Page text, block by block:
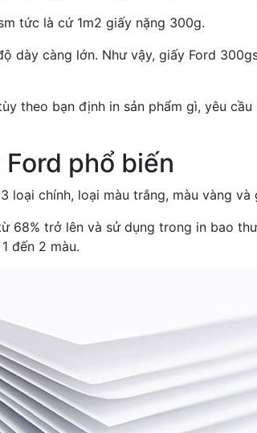
tức là cứ 1m2 giấy nặng 300g.
dày càng lớn. Như vậy, giấy Ford
theo bạn định in sản phẩm gì, yêu
phổ biến
loại chính, loại màu trắng, màu vàng và
68% trở lên và sử dụng trong in bao
đến 2 màu.